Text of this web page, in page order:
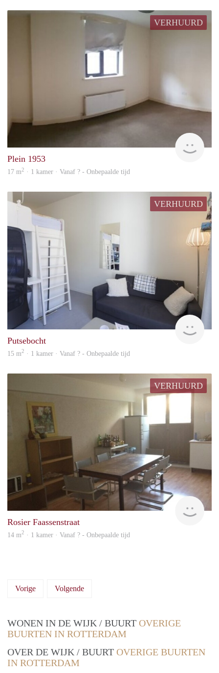
VERHUURD
Plein 1953
17 m2 · 1 kamer · Vanaf ? - Onbepaalde tijd
VERHUURD
Putsebocht
15 m2 · 1 kamer · Vanaf ? - Onbepaalde tijd
VERHUURD
Rosier Faassenstraat
14 m2 · 1 kamer · Vanaf ? - Onbepaalde tijd
Vorige Volgende
WONEN IN DE WIJK / BUURT OVERIGE
BUURTEN IN ROTTERDAM
OVER DE WIJK / BUURT OVERIGE BUURTEN
IN ROTTERDAM